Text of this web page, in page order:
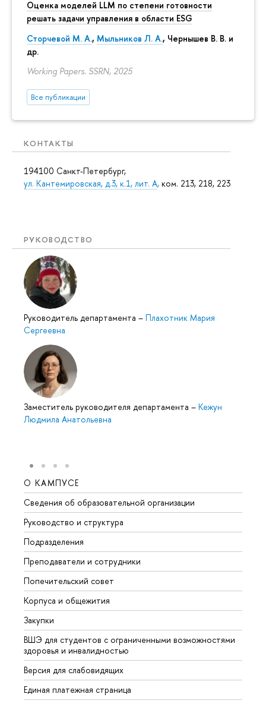
Оценка моделей LLM по степени готовности
решать задачи управления в области ESG
Сторчевой М. А., Мыльников Л. А., Чернышев В. В. и
др.
Working Papers. SSRN, 2025
Все публикации
КОНТАКТЫ
194100 Санкт-Петербург,
ул. Кантемировская, д.3, к.1, лит. А, ком. 213, 218, 223
РУКОВОДСТВО
Руководитель департамента – Плахотник Мария
Сергеевна
Заместитель руководителя департамента – Кежун
Людмила Анатольевна
О КАМПУСЕ
Сведения об образовательной организации
Руководство и структура
Подразделения
Преподаватели и сотрудники
Попечительский совет
Корпуса и общежития
Закупки
ВШЭ для студентов с ограниченными возможностями
здоровья и инвалидностью
Версия для слабовидящих
Единая платежная страница